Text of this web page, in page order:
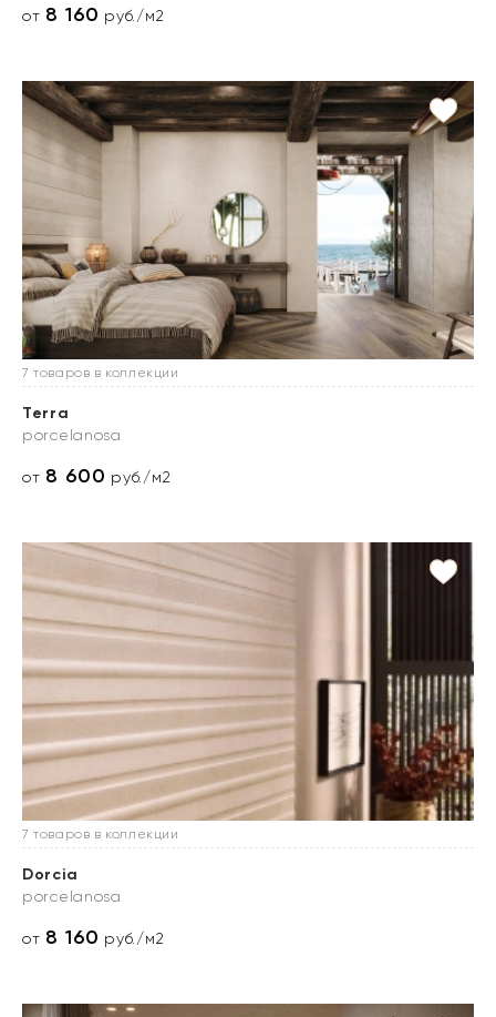
от 8 160 руб./м2
7 товаров в коллекции
Terra
porcelanosa
от 8 600 руб./м2
7 товаров в коллекции
Dorcia
porcelanosa
от 8 160 руб./м2